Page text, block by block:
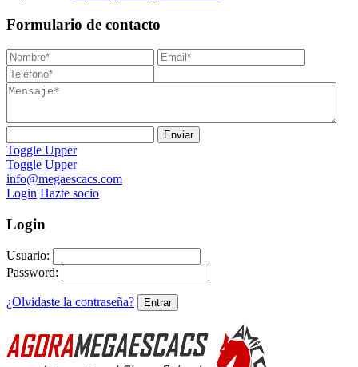
Formulario de contacto
Toggle Upper
Toggle Upper
info@megaescacs.com
Login Hazte socio
Login
Usuario:
Password:
¿Olvidaste la contraseña?